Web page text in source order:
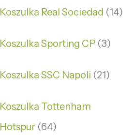
Koszulka Real Sociedad 14
Koszulka Sporting CP 3
Koszulka SSC Napoli 21
Koszulka Tottenham
Hotspur 64